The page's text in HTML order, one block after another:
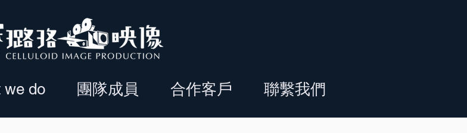
we do 團隊成員 合作客戶 聯繫我們